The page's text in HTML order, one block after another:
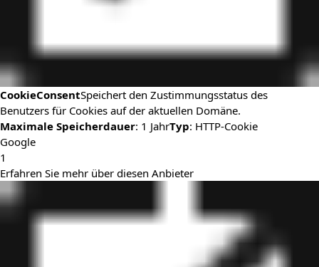
CookieConsentSpeichert den Zustimmungsstatus des
Benutzers für Cookies auf der aktuellen Domäne.
Maximale Speicherdauer: 1 JahrTyp: HTTP-Cookie
Google
1
Erfahren Sie mehr über diesen Anbieter